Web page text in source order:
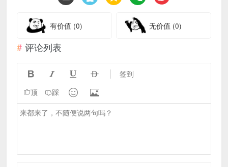
有价值 (0) 无价值 (0)
评论列表
    签到
顶 踩  